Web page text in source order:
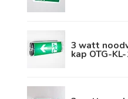
3 watt
kap OTG-